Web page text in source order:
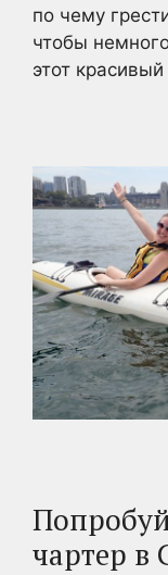
по чему
чтобы
этот
чартер в